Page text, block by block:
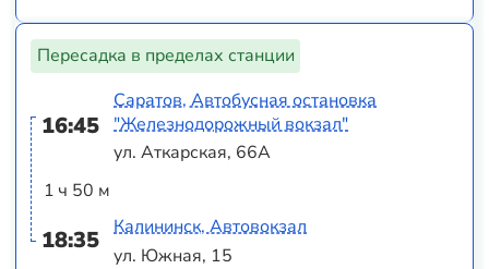
Пересадка в пределах станции
16:45
1 ч 50 м
18:35
Саратов, Автобусная остановка
"Железнодорожный вокзал"
ул. Аткарская, 66А
Калининск, Автовокзал
ул. Южная, 15